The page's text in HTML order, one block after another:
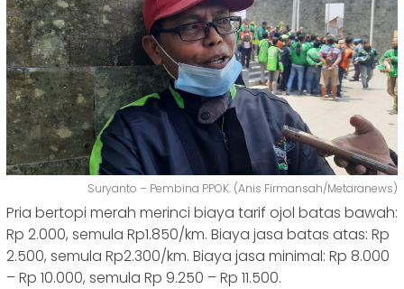
Suryanto – Pembina PPOK. (Anis Firmansah/Metaranews)
Pria bertopi merah merinci biaya tarif ojol batas bawah:
Rp 2.000, semula Rp1.850/km. Biaya jasa batas atas: Rp
2.500, semula Rp2.300/km. Biaya jasa minimal: Rp 8.000
– Rp 10.000, semula Rp 9.250 – Rp 11.500.